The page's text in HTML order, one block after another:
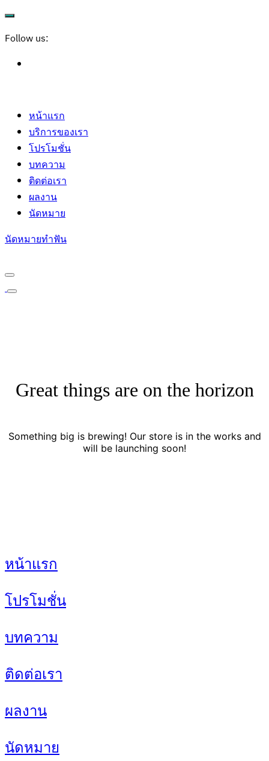
Follow us:
หน้าแรก
บริการของเรา
โปรโมชั่น
บทความ
ติดต่อเรา
ผลงาน
นัดหมาย
นัดหมายทำฟัน
Great things are on the horizon
Something big is brewing! Our store is in the works and
will be launching soon!
หน้าแรก
โปรโมชั่น
บทความ
ติดต่อเรา
ผลงาน
นัดหมาย